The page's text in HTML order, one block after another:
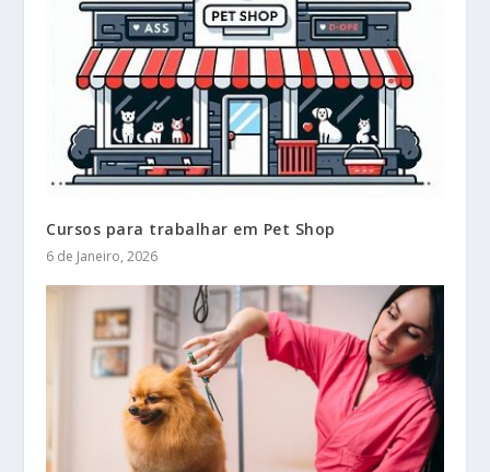
Cursos para trabalhar em Pet Shop
6 de Janeiro, 2026